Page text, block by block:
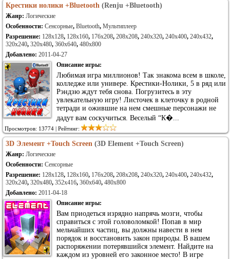
Крестики нолики +Bluetooth (Renju +Bluetooth)
Жанр: Логические
Особенности: Сенсорные, Bluetooth, Мультиплеер
Разрешение: 128x128, 128x160, 176x208, 208x208, 240x320, 240x400, 240x432,
320x240, 320x480, 360x640, 480x800
Добавлено: 2011-04-27
Описание игры:
Любимая игра миллионов! Так знакома всем в школе,
колледже или универе. Крестики-Нолики, 5 в ряд или
Рэндзю ждут тебя снова. Погрузитесь в эту
увлекательную игру! Листочек в клеточку в родной
тетради и ожившие на нем смешные персонажи не
дадут вам соскучиться. Веселый “К�...
Просмотров: 13774 | Рейтинг:
3D Элемент +Touch Screen (3D Element +Touch Screen)
Жанр: Логические
Особенности: Сенсорные
Разрешение: 128x128, 128x160, 176x208, 208x208, 240x320, 240x400, 240x432,
320x240, 320x480, 352x416, 360x640, 480x800
Добавлено: 2011-04-18
Описание игры:
Вам приодеться изрядно напрячь мозги, чтобы
справиться с этой головоломкой! Попав в мир
мельчайших частиц, вы должны навести в нем
порядок и восстановить закон природы. В вашем
распоряжении потерявшийся элемент. Найдите на
каждом из уровней его законное место! В игре